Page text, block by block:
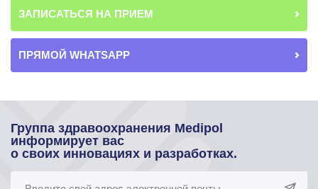
ЗАПИСАТЬСЯ НА ПРИЕМ
ПРЯМОЙ WHATSAPP
Группа здравоохранения Medipol
информирует вас
о своих инновациях и разработках.